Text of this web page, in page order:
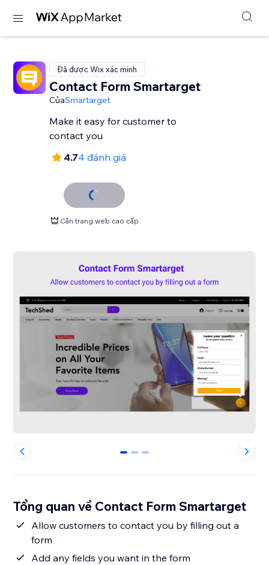
Đã được Wix xác minh
Contact Form Smartarget
CủaSmartarget
Make it easy for customer to
contact you
4.74 đánh giá
Cần trang web cao cấp
0 1 2
Tổng quan về Contact Form Smartarget
Allow customers to contact you by filling out a
form
Add any fields you want in the form